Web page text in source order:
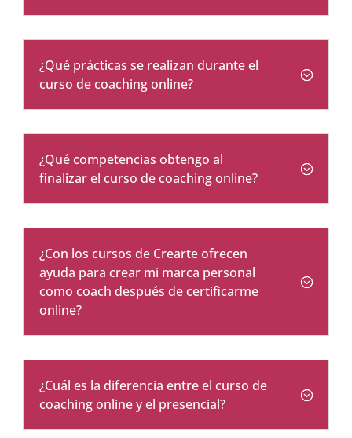
¿Qué prácticas se realizan durante el
curso de coaching online?
¿Qué competencias obtengo al
finalizar el curso de coaching online?
¿Con los cursos de Crearte ofrecen
ayuda para crear mi marca personal
como coach después de certificarme
online?
¿Cuál es la diferencia entre el curso de
coaching online y el presencial?